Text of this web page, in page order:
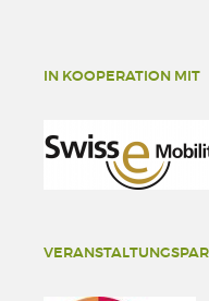
IN KOOPERATION MIT